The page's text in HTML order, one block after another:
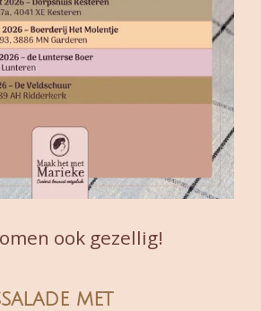
ook gezellig!
met